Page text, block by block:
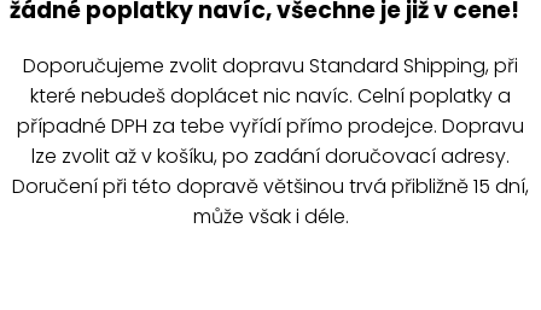
žádné poplatky navíc, všechne je již v cene!
Doporučujeme zvolit dopravu Standard Shipping, při
které nebudeš doplácet nic navíc. Celní poplatky a
případné DPH za tebe vyřídí přímo prodejce. Dopravu
lze zvolit až v košíku, po zadání doručovací adresy.
Doručení při této dopravě většinou trvá přibližně 15 dní,
může však i déle.